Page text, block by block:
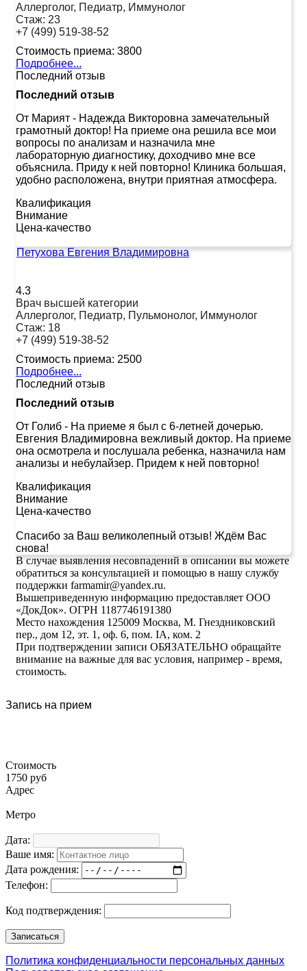
Аллерголог, Педиатр, Иммунолог
Стаж: 23
+7 (499) 519-38-52
Стоимость приема: 3800
Подробнее...
Последний отзыв
Последний отзыв
От Марият - Надежда Викторовна замечательный
грамотный доктор! На приеме она решила все мои
вопросы по анализам и назначила мне
лабораторную диагностику, доходчиво мне все
объяснила. Приду к ней повторно! Клиника большая,
удобно расположена, внутри приятная атмосфера.
Квалификация
Внимание
Цена-качество
Петухова Евгения Владимировна
4.3
Врач высшей категории
Аллерголог, Педиатр, Пульмонолог, Иммунолог
Стаж: 18
+7 (499) 519-38-52
Стоимость приема: 2500
Подробнее...
Последний отзыв
Последний отзыв
От Голиб - На приеме я был с 6-летней дочерью.
Евгения Владимировна вежливый доктор. На приеме
она осмотрела и послушала ребенка, назначила нам
анализы и небулайзер. Придем к ней повторно!
Квалификация
Внимание
Цена-качество
Спасибо за Ваш великолепный отзыв! Ждём Вас
снова!
В случае выявления несовпадений в описании вы можете
обратиться за консультацией и помощью в нашу службу
поддержки farmamir@yandex.ru.
Вышеприведенную информацию предоставляет ООО
«ДокДок». ОГРН 1187746191380
Место нахождения 125009 Москва, М. Гнездниковский
пер., дом 12, эт. 1, оф. 6, пом. IA, ком. 2
При подтверждении записи ОБЯЗАТЕЛЬНО обращайте
внимание на важные для вас условия, например - время,
стоимость.
Запись на прием
Стоимость
1750 руб
Адрес
Метро
Дата:
Ваше имя:
Дата рождения:
Телефон:
Код подтверждения:
Политика конфиденциальности персональных данных